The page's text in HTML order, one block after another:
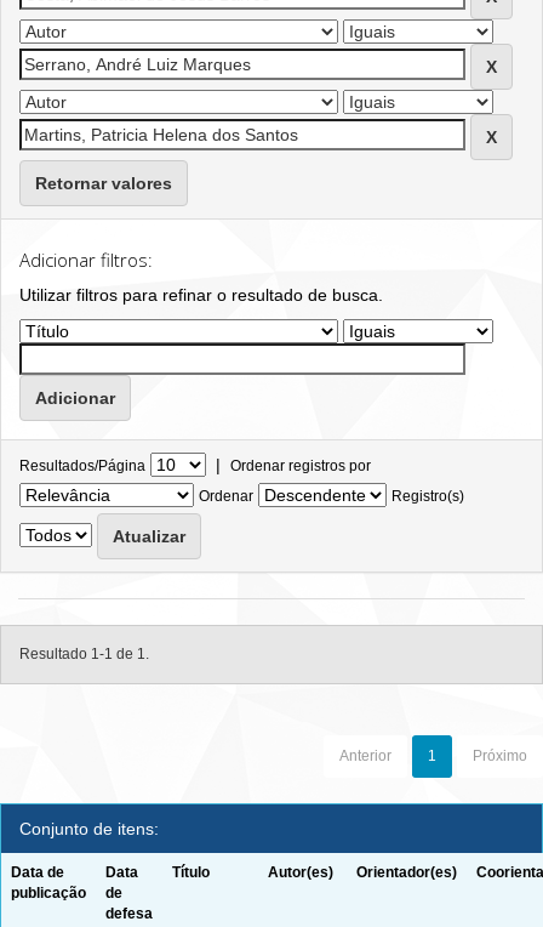
Retornar valores
Adicionar filtros:
Utilizar filtros para refinar o resultado de busca.
Resultados/Página | Ordenar registros por
Ordenar
Registro(s)
Resultado 1-1 de 1.
Anterior 1 Próximo
Conjunto de itens:
Data de
publicação
Data
de
defesa
Título Autor(es) Orientador(es)